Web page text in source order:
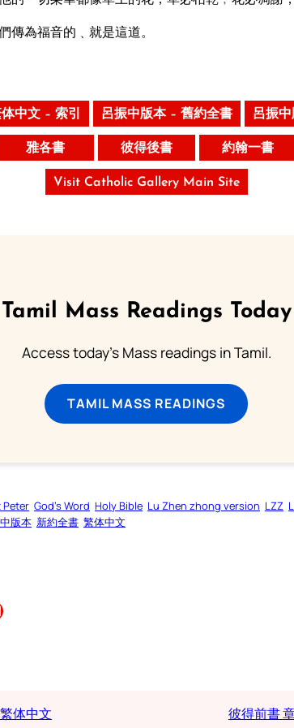
為福音的﹑就是這道。
中文 – 索引 呂振中版本 – 舊約全書 呂振
雅各書 彼得後書 約翰一書
Visit Catholic Gallery Main Site
Tamil Mass Readings Today
Access today's Mass readings in Tamil.
TAMIL MASS READINGS
Peter God’s Word Holy Bible Lu Zhen zhong version LZZ
版本 新約全書 繁体中文
体中文 彼得前書